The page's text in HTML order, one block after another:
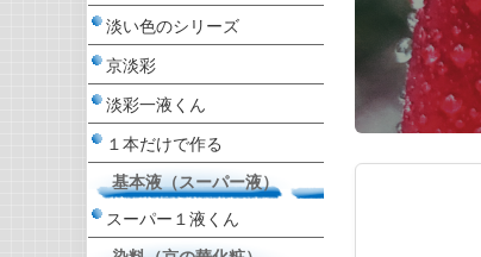
淡い色のシリーズ
京淡彩
淡彩一液くん
１本だけで作る
基本液（スーパー液）
スーパー１液くん